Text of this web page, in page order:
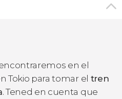
en el
Tokio para tomar el tren
. Tened en cuenta que